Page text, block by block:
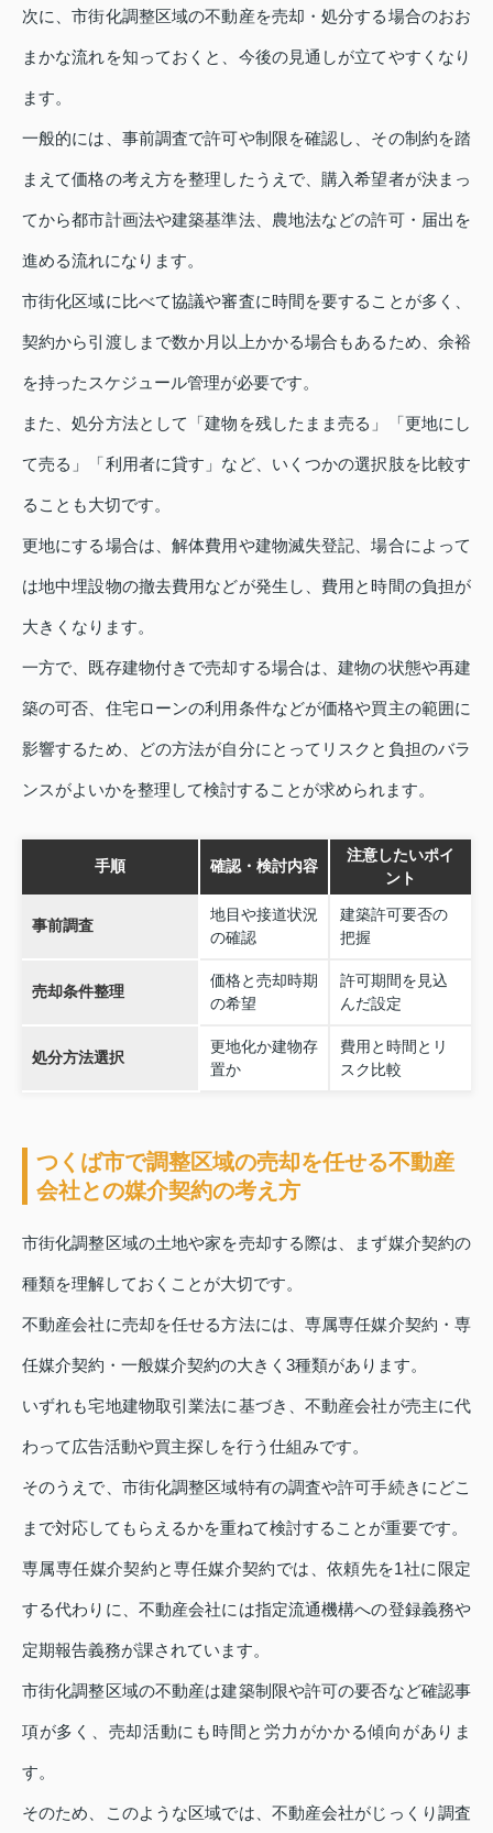
次に、市街化調整区域の不動産を売却・処分する場合のおお
まかな流れを知っておくと、今後の見通しが立てやすくなり
ます。
一般的には、事前調査で許可や制限を確認し、その制約を踏
まえて価格の考え方を整理したうえで、購入希望者が決まっ
てから都市計画法や建築基準法、農地法などの許可・届出を
進める流れになります。
市街化区域に比べて協議や審査に時間を要することが多く、
契約から引渡しまで数か月以上かかる場合もあるため、余裕
を持ったスケジュール管理が必要です。
また、処分方法として「建物を残したまま売る」「更地にし
て売る」「利用者に貸す」など、いくつかの選択肢を比較す
ることも大切です。
更地にする場合は、解体費用や建物滅失登記、場合によって
は地中埋設物の撤去費用などが発生し、費用と時間の負担が
大きくなります。
一方で、既存建物付きで売却する場合は、建物の状態や再建
築の可否、住宅ローンの利用条件などが価格や買主の範囲に
影響するため、どの方法が自分にとってリスクと負担のバラ
ンスがよいかを整理して検討することが求められます。
手順 確認・検討内容
注意したいポイ
ント
事前調査
地目や接道状況
の確認
建築許可要否の
把握
売却条件整理
価格と売却時期
の希望
許可期間を見込
んだ設定
処分方法選択
更地化か建物存
置か
費用と時間とリ
スク比較
つくば市で調整区域の売却を任せる不動産
会社との媒介契約の考え方
市街化調整区域の土地や家を売却する際は、まず媒介契約の
種類を理解しておくことが大切です。
不動産会社に売却を任せる方法には、専属専任媒介契約・専
任媒介契約・一般媒介契約の大きく3種類があります。
いずれも宅地建物取引業法に基づき、不動産会社が売主に代
わって広告活動や買主探しを行う仕組みです。
そのうえで、市街化調整区域特有の調査や許可手続きにどこ
まで対応してもらえるかを重ねて検討することが重要です。
専属専任媒介契約と専任媒介契約では、依頼先を1社に限定
する代わりに、不動産会社には指定流通機構への登録義務や
定期報告義務が課されています。
市街化調整区域の不動産は建築制限や許可の要否など確認事
項が多く、売却活動にも時間と労力がかかる傾向がありま
す。
そのため、このような区域では、不動産会社がじっくり調査